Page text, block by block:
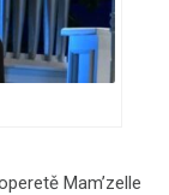
Mam’zelle